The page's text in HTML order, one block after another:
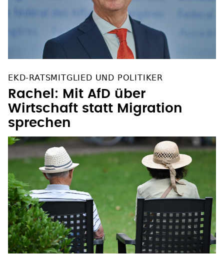
EKD-RATSMITGLIED UND POLITIKER
Rachel: Mit AfD über
Wirtschaft statt Migration
sprechen